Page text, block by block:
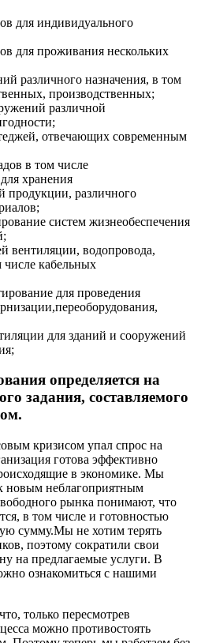
для индивидуального
для проживания нескольких
различного назначения, в том
производственных;
различной
отвечающих современным
в том числе
хранения
продукции, различного
систем жизнеобеспечения
вентиляции, водопровода,
числе кабельных
для проведения
для зданий и сооружений
определяется на
задания, составляемого
кризисом упал спрос на
готова эффективно
в экономике. Мы
новым неблагоприятным
рынка понимают, что
в том числе и готовностью
сумму.Мы не хотим терять
поэтому сократили свои
на предлагаемые услуги. В
ознакомиться с нашими
только пересмотрев
можно противостоять